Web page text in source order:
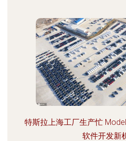
特斯拉上海工厂生产忙
软件开发新